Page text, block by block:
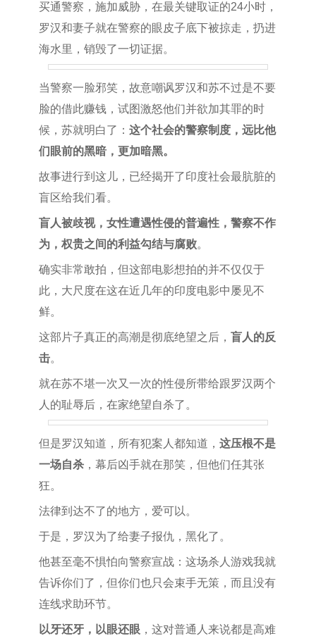
买通警察，施加威胁，在最关键取证的24小时，
罗汉和妻子就在警察的眼皮子底下被掠走，扔进
海水里，销毁了一切证据。
当警察一脸邪笑，故意嘲讽罗汉和苏不过是不要
脸的借此赚钱，试图激怒他们并欲加其罪的时
候，苏就明白了： 这个社会的警察制度，远比他
们眼前的黑暗，更加暗黑。
故事进行到这儿，已经揭开了印度社会最肮脏的
盲区给我们看。
盲人被歧视，女性遭遇性侵的普遍性，警察不作
为，权贵之间的利益勾结与腐败。
确实非常敢拍，但这部电影想拍的并不仅仅于
此，大尺度在这在近几年的印度电影中屡见不
鲜。
这部片子真正的高潮是彻底绝望之后， 盲人的反
击。
就在苏不堪一次又一次的性侵所带给跟罗汉两个
人的耻辱后，在家绝望自杀了。
但是罗汉知道，所有犯案人都知道， 这压根不是
一场自杀 ，幕后凶手就在那笑，但他们任其张
狂。
法律到达不了的地方，爱可以。
于是，罗汉为了给妻子报仇，黑化了。
他甚至毫不惧怕向警察宣战：这场杀人游戏我就
告诉你们了，但你们也只会束手无策，而且没有
连线求助环节。
以牙还牙，以眼还眼 ，这对普通人来说都是高难